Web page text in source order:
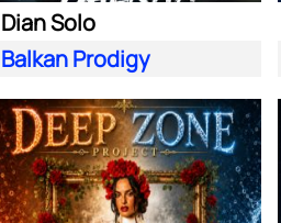
Dian Solo
Balkan Prodigy